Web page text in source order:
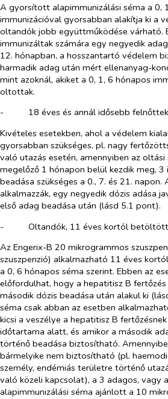
A gyorsított alapimmunizálási séma a 0,
immunizációval gyorsabban alakítja ki a
oltandók jobb együttműködése várható.
immunizáltak számára egy negyedik
12. hónapban, a hosszantartó védelem
harmadik adag után mért ellenanyag-
mint azoknál, akiket a 0, 1, 6 hónapos
oltottak.
-​
18 éves és annál idősebb
Kivételes esetekben, ahol a védelem
gyorsabban szükséges, pl. nagy
való utazás esetén, amennyiben az
megelőző 1 hónapon belül kezdik meg, 3
beadása szükséges a 0., 7. és 21.
alkalmazzák, egy negyedik dózis adása
első adag beadása után (lásd 5.1 pont).
-​
Oltandók, 11 éves kortól
Az Engerix-B 20 mikrogrammos
szuszpenzió) alkalmazható 11 éves
a 0, 6 hónapos séma szerint. Ebben az
előfordulhat, hogy a hepatitisz B
második dózis beadása után alakul ki
séma csak abban az esetben
kicsi a veszélye a hepatitisz B
időtartama alatt, és amikor a második
történő beadása biztosítható.
bármelyike nem biztosítható (pl.
személy, endémiás területre történő
való közeli kapcsolat), a 3 adagos, vagy
alapimmunizálási séma ajánlott a 10